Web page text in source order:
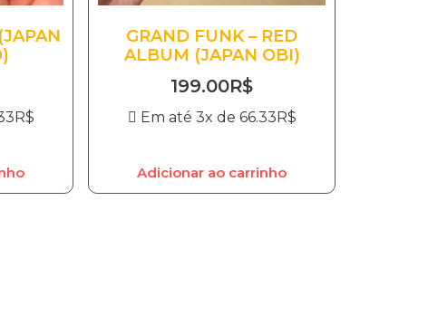
R$
GRAND FUNK – RED
ALBUM (JAPAN OBI)
199.00R$
Em até 3x de 66.33R$
Adicionar ao carrinho